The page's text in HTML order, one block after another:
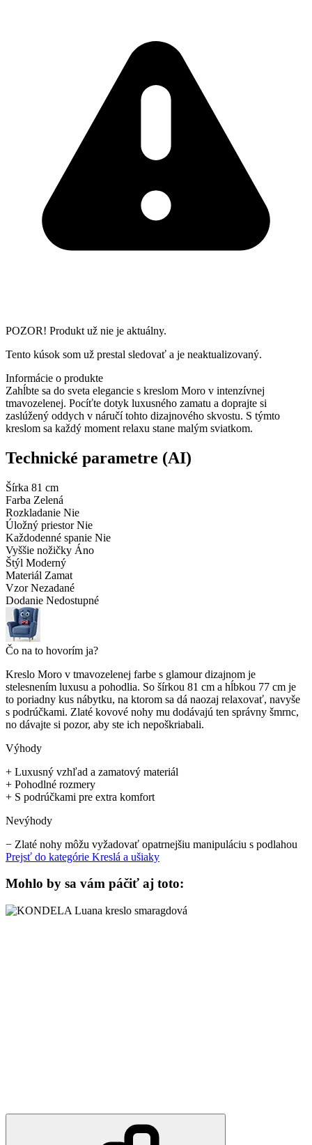
POZOR! Produkt už nie je aktuálny.
Tento kúsok som už prestal sledovať a je neaktualizovaný.
Informácie o produkte
Zahĺbte sa do sveta elegancie s kreslom Moro v intenzívnej
tmavozelenej. Pocíťte dotyk luxusného zamatu a doprajte si
zaslúžený oddych v náručí tohto dizajnového skvostu. S týmto
kreslom sa každý moment relaxu stane malým sviatkom.
Technické parametre (AI)
Šírka 81 cm
Farba Zelená
Rozkladanie Nie
Úložný priestor Nie
Každodenné spanie Nie
Vyššie nožičky Áno
Štýl Moderný
Materiál Zamat
Vzor Nezadané
Dodanie Nedostupné
Čo na to hovorím ja?
Kreslo Moro v tmavozelenej farbe s glamour dizajnom je
stelesnením luxusu a pohodlia. So šírkou 81 cm a hĺbkou 77 cm je
to poriadny kus nábytku, na ktorom sa dá naozaj relaxovať, navyše
s podrúčkami. Zlaté kovové nohy mu dodávajú ten správny šmrnc,
no dávajte si pozor, aby ste ich nepoškriabali.
Výhody
+ Luxusný vzhľad a zamatový materiál
+ Pohodlné rozmery
+ S podrúčkami pre extra komfort
Nevýhody
− Zlaté nohy môžu vyžadovať opatrnejšiu manipuláciu s podlahou
Prejsť do kategórie Kreslá a ušiaky
Mohlo by sa vám páčiť aj toto: